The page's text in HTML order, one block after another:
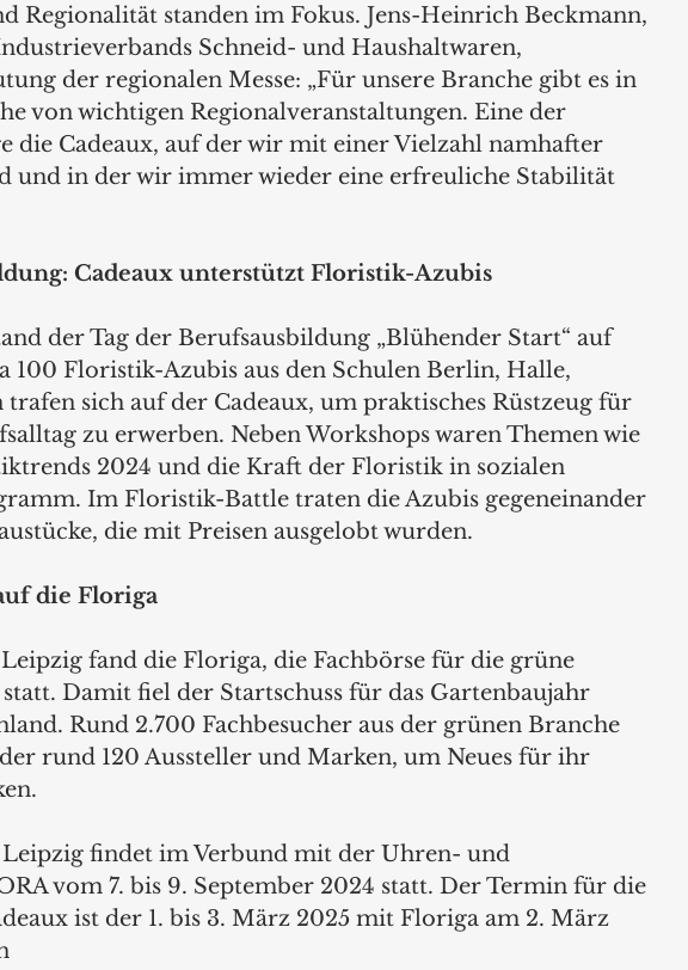
Regionalität standen im Fokus. Jens-Heinrich Beckmann,
Schneid- und Haushaltwaren,
der regionalen Messe: „Für unsere Branche gibt es in
von wichtigen Regionalveranstaltungen. Eine der
die Cadeaux, auf der wir mit einer Vielzahl namhafter
und in der wir immer wieder eine erfreuliche Stabilität
Cadeaux unterstützt Floristik-Azubis
der Tag der Berufsausbildung „Blühender Start“ auf
100 Floristik-Azubis aus den Schulen Berlin, Halle,
sich auf der Cadeaux, um praktisches Rüstzeug für
zu erwerben. Neben Workshops waren Themen wie
2024 und die Kraft der Floristik in sozialen
Im Floristik-Battle traten die Azubis gegeneinander
die mit Preisen ausgelobt wurden.
die Floriga
fand die Floriga, die Fachbörse für die grüne
Damit fiel der Startschuss für das Gartenbaujahr
Rund 2.700 Fachbesucher aus der grünen Branche
rund 120 Aussteller und Marken, um Neues für ihr
Leipzig findet im Verbund mit der Uhren- und
vom 7. bis 9. September 2024 statt. Der Termin für die
ist der 1. bis 3. März 2025 mit Floriga am 2. März